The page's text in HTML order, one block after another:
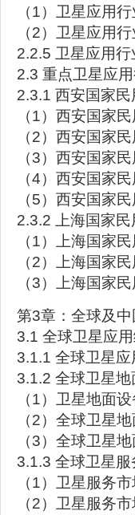
（1）卫星应用
（2）卫星应用
2.2.5 卫星应用
2.3 重点卫星应
2.3.1 西安国家
（1）西安国家
（2）西安国家
（3）西安国家
（4）西安国家
（5）西安国家
2.3.2 上海国家
（1）上海国家
（2）上海国家
（3）上海国家
第3章：全球及
3.1 全球卫星应
3.1.1 全球卫星
3.1.2 全球卫星
（1）卫星地面
（2）全球卫星
（3）全球卫星
3.1.3 全球卫星
（1）卫星服务
（2）卫星服务